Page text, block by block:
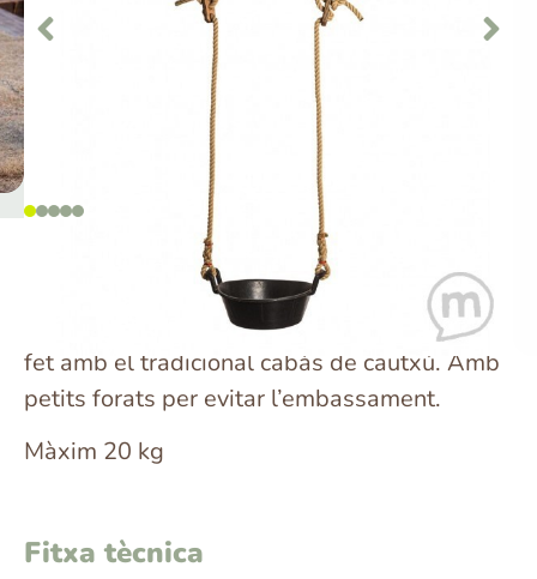
Més informació sobre Gronxador
Gronxador d’exterior molt resistent i durador
fet amb el tradicional cabàs de cautxú. Amb
petits forats per evitar l’embassament.
Màxim 20 kg
Fitxa tècnica